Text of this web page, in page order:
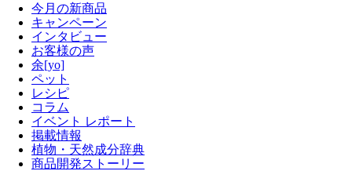
今月の新商品
キャンペーン
インタビュー
お客様の声
余[yo]
ペット
レシピ
コラム
イベント レポート
掲載情報
植物・天然成分辞典
商品開発ストーリー